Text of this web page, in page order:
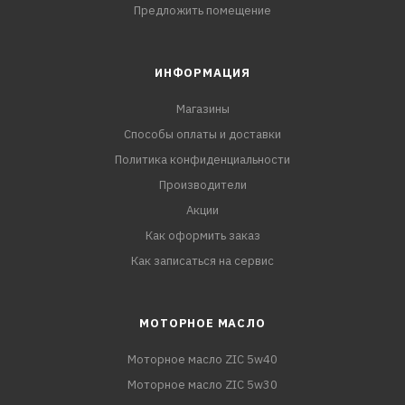
Предложить помещение
ИНФОРМАЦИЯ
Магазины
Способы оплаты и доставки
Политика конфиденциальности
Производители
Акции
Как оформить заказ
Как записаться на сервис
МОТОРНОЕ МАСЛО
Моторное масло ZIC 5w40
Моторное масло ZIC 5w30